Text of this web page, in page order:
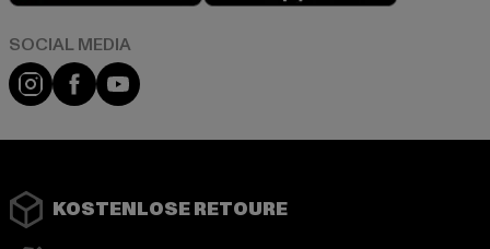
Instagram
FacebookYouTube
KOSTENLOSE RETOURE